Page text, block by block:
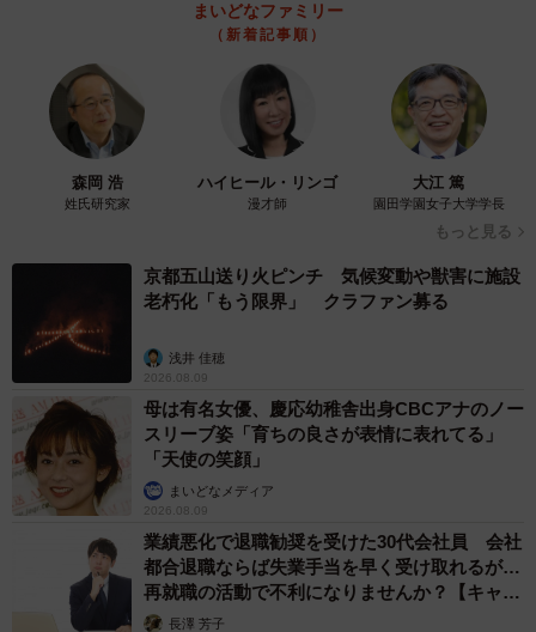
なぜおはようおじさんはお金を落とさない傾向が
強いのか？
多くの“おはようおじさん”のアカウントを観察していると、
共通点として既婚者が多いことが分かりました。そのため
多くの“おはようおじさん”は、お小遣い制や家族の目が気に
なるせいで作品購入やイベント参加ができません。でも演
し、毎日延々と挨拶をしまくる行為へと繋がっているので
また、そもそも推し活にも慣れていないことも、リプを送
りまくる理由の1つなのかもしれません。これらの考えから
筆者は、“おはようおじさん”が作品購入やイベント参加など
で応援してくれることは皆無のため、彼らに期待してはな
らないという結論に至りました。
おはようリプを絶対に送るなとは言いませんが、仮にリプ
をするとしたら「見返りを求めないこと」が鉄則。もしリ
まいどなファミリー
（新着記事順）
森岡 浩
姓氏研究家
ハイヒール・リンゴ
漫才師
大江 篤
園田学園女子大学学長
もっと見る
京都五山送り火ピンチ 気候変動や獣害に施設
老朽化「もう限界」 クラファン募る
浅井 佳穂
2026.08.09
母は有名女優、慶応幼稚舎出身CBCアナのノー
スリーブ姿「育ちの良さが表情に表れてる」
「天使の笑顔」
まいどなメディア
2026.08.09
業績悪化で退職勧奨を受けた30代会社員 会社
都合退職ならば失業手当を早く受け取れるが…
再就職の活動で不利になりませんか？【キャリ
アカウンセラーが解説】
長澤 芳子